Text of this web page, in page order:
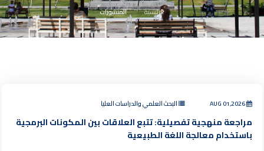
الرئيسية المنشورات
AUG 01,2026 البحث العلمي والدراسات العليا
مراجعة منهجية تفصيلية: تتبع العلاقات بين المكونات البرمجية
باستخدام معالجة اللغة الطبيعية